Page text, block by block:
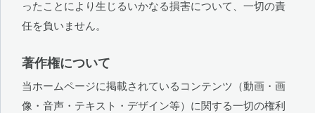
ったことにより生じるいかなる損害について、一切の責
任を負いません。
著作権について
当ホームページに掲載されているコンテンツ（動画・画
像・音声・テキスト・デザイン等）に関する一切の権利